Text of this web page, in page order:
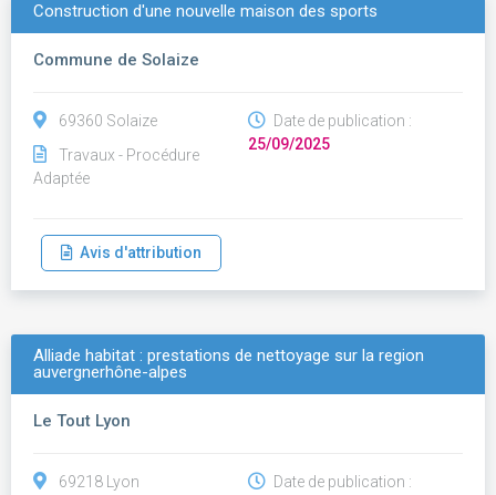
Construction d'une nouvelle maison des sports
Commune de Solaize
69360 Solaize
Travaux - Procédure
Adaptée
Date de publication :
25/09/2025
Avis d'attribution
Alliade habitat : prestations de nettoyage sur la region
auvergnerhône-alpes
Le Tout Lyon
69218 Lyon
Date de publication :